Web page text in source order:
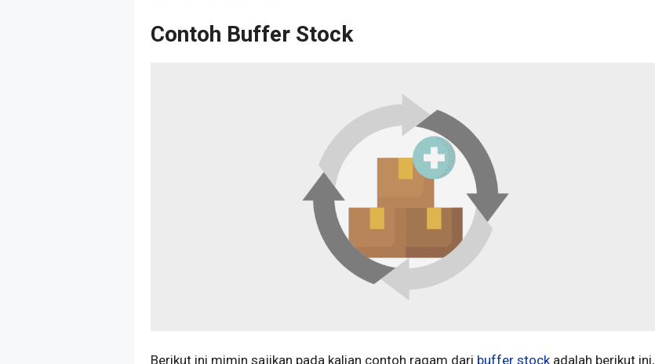
Contoh Buffer Stock
Berikut ini mimin sajikan pada kalian contoh ragam dari buffer stockadalah berikut ini,